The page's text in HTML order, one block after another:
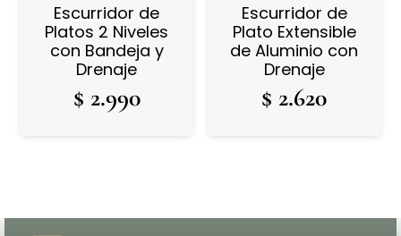
Escurridor de
Platos 2 Niveles
con Bandeja y
Drenaje
$ 2.990
Escurridor de
Plato Extensible
de Aluminio con
Drenaje
$ 2.620